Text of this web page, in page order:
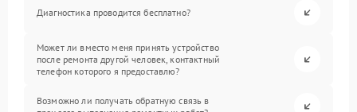
Диагностика проводится бесплатно?
Может ли вместо меня принять устройство
после ремонта другой человек, контактный
телефон которого я предоставлю?
Возможно ли получать обратную связь в